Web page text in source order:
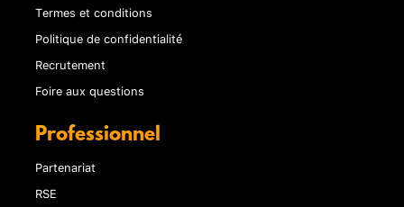
Termes et conditions
Politique de confidentialité
Recrutement
Foire aux questions
Professionnel
Partenariat
RSE